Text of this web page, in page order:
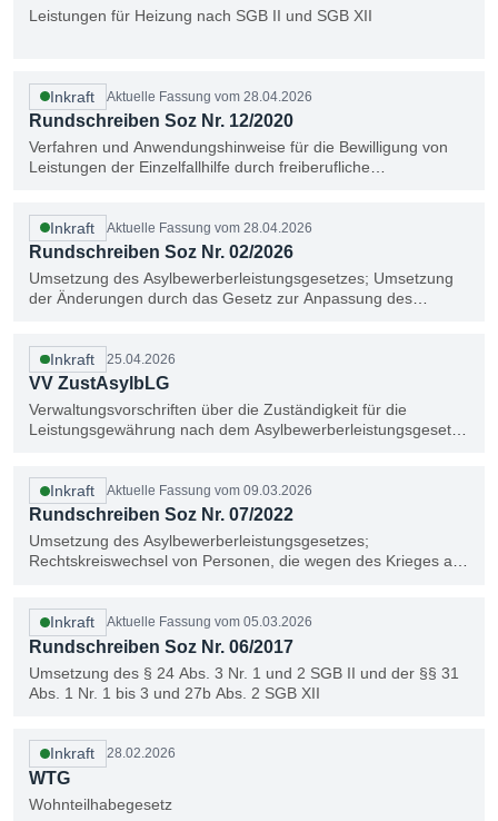
Leistungen für Heizung nach SGB II und SGB XII
Rundschreiben Soz Nr. 12/2020
Aktuelle Fassung vom 28.04.2026
Inkraft
Verfahren und Anwendungshinweise für die Bewilligung von
Leistungen der Einzelfallhilfe durch freiberufliche
Rundschreiben Soz Nr. 02/2026
Aktuelle Fassung vom 28.04.2026
Inkraft
Umsetzung des Asylbewerberleistungsgesetzes; Umsetzung
der Änderungen durch das Gesetz zur Anpassung des
VV ZustAsylbLG
25.04.2026
Inkraft
Verwaltungsvorschriften über die Zuständigkeit für die
Leistungsgewährung nach dem Asylbewerberleistungsgesetz -
Rundschreiben Soz Nr. 07/2022
Aktuelle Fassung vom 09.03.2026
Inkraft
Umsetzung des Asylbewerberleistungsgesetzes;
Rechtskreiswechsel von Personen, die wegen des Krieges aus
Rundschreiben Soz Nr. 06/2017
Aktuelle Fassung vom 05.03.2026
Inkraft
Umsetzung des § 24 Abs. 3 Nr. 1 und 2 SGB II und der §§ 31
Abs. 1 Nr. 1 bis 3 und 27b Abs. 2 SGB XII
WTG
28.02.2026
Inkraft
Wohnteilhabegesetz